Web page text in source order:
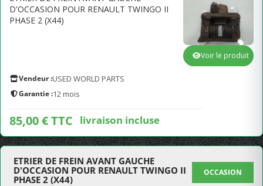
D'OCCASION POUR RENAULT TWINGO II
PHASE 2 (X44)
Vendeur :USED WORLD PARTS
Garantie :12 mois
85,00 € TTC livraison incluse
Voir le produit
ETRIER DE FREIN AVANT GAUCHE
D'OCCASION POUR RENAULT TWINGO II
PHASE 2 (X44)
OCCASION